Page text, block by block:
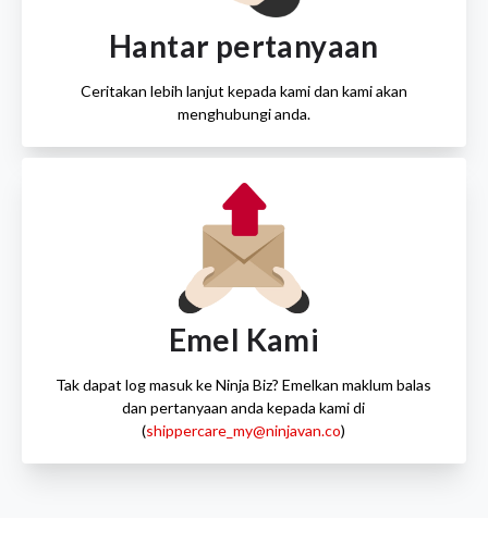
Hantar pertanyaan
Ceritakan lebih lanjut kepada kami dan kami akan
menghubungi anda.
Emel Kami
Tak dapat log masuk ke Ninja Biz? Emelkan maklum balas
dan pertanyaan anda kepada kami di
(shippercare_my@ninjavan.co)